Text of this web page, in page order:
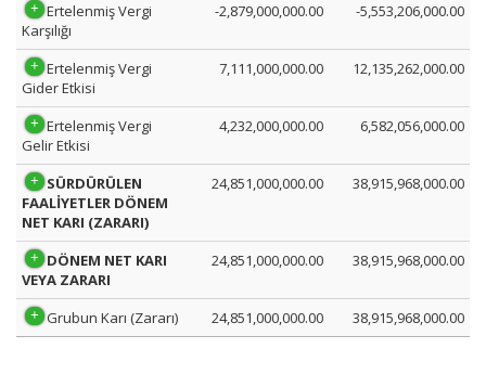
Ertelenmiş Vergi
Karşılığı
-2,879,000,000.00 -5,553,206,000.00
Ertelenmiş Vergi
Gider Etkisi
7,111,000,000.00 12,135,262,000.00
Ertelenmiş Vergi
Gelir Etkisi
4,232,000,000.00 6,582,056,000.00
SÜRDÜRÜLEN
FAALİYETLER DÖNEM
NET KARI (ZARARI)
24,851,000,000.00 38,915,968,000.00
DÖNEM NET KARI
VEYA ZARARI
24,851,000,000.00 38,915,968,000.00
Grubun Karı (Zararı) 24,851,000,000.00 38,915,968,000.00